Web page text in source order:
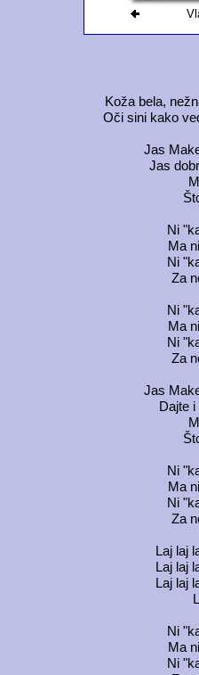
Koža bela,
Oči sini kako
Jas
Jas
Ni
Ma
Ni
Za
Ni
Ma
Ni
Za
Jas
Dajte
Ni
Ma
Ni
Za
Laj laj
Laj laj
Laj laj
Ni
Ma
Ni